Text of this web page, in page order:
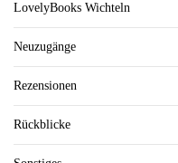
LovelyBooks Wichteln
Neuzugänge
Rezensionen
Rückblicke